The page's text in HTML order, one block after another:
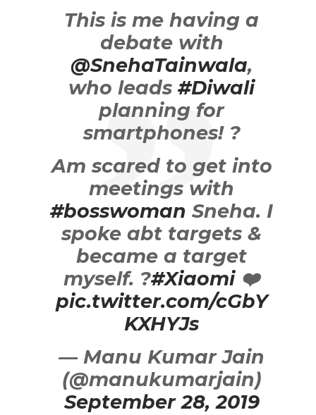
This is me having a
debate with
@SnehaTainwala,
who leads #Diwali
planning for
smartphones! ?
Am scared to get into
meetings with
#bosswoman Sneha. I
spoke abt targets &
became a target
myself. ?#Xiaomi❤️
pic.twitter.com/cGbY
KXHYJs
— Manu Kumar Jain
(@manukumarjain)
September 28, 2019